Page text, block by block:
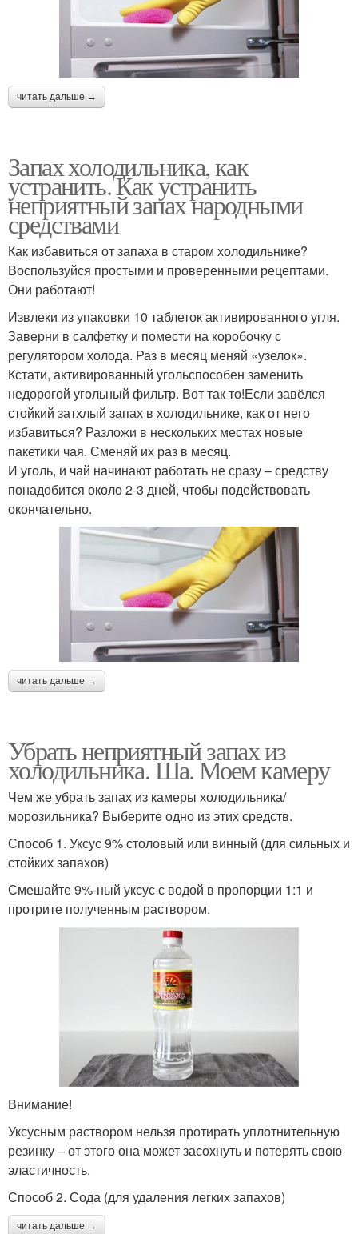
читать дальше →
Запах холодильника, как
устранить. Как устранить
неприятный запах народными
средствами
Как избавиться от запаха в старом холодильнике?
Воспользуйся простыми и проверенными рецептами.
Они работают!
Извлеки из упаковки 10 таблеток активированного угля.
Заверни в салфетку и помести на коробочку с
регулятором холода. Раз в месяц меняй «узелок».
Кстати, активированный угольспособен заменить
недорогой угольный фильтр. Вот так то!Если завёлся
стойкий затхлый запах в холодильнике, как от него
избавиться? Разложи в нескольких местах новые
пакетики чая. Сменяй их раз в месяц.
И уголь, и чай начинают работать не сразу – средству
понадобится около 2-3 дней, чтобы подействовать
окончательно.
читать дальше →
Убрать неприятный запах из
холодильника. Ша. Моем камеру
Чем же убрать запах из камеры холодильника/
морозильника? Выберите одно из этих средств.
Способ 1. Уксус 9% столовый или винный (для сильных и
стойких запахов)
Смешайте 9%-ный уксус с водой в пропорции 1:1 и
протрите полученным раствором.
Внимание!
Уксусным раствором нельзя протирать уплотнительную
резинку – от этого она может засохнуть и потерять свою
эластичность.
Способ 2. Сода (для удаления легких запахов)
читать дальше →